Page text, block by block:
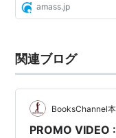
amass.jp
関連ブログ
BooksChannel
PROMO